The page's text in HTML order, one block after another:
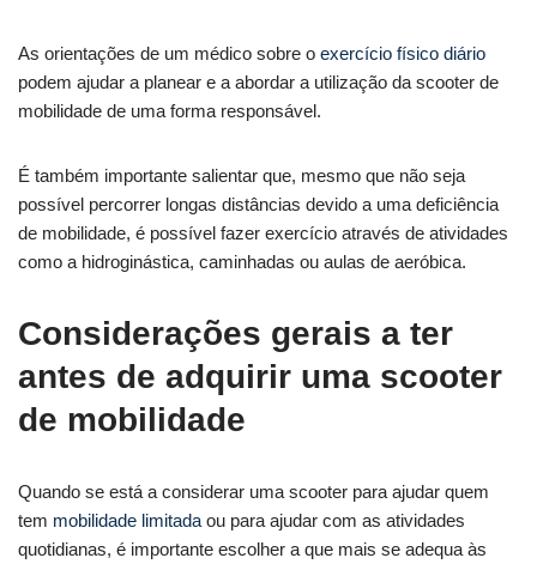
As orientações de um médico sobre o exercício físico diário
podem ajudar a planear e a abordar a utilização da scooter de
mobilidade de uma forma responsável.
É também importante salientar que, mesmo que não seja
possível percorrer longas distâncias devido a uma deficiência
de mobilidade, é possível fazer exercício através de atividades
como a hidroginástica, caminhadas ou aulas de aeróbica.
Considerações gerais a ter
antes de adquirir uma scooter
de mobilidade
Quando se está a considerar uma scooter para ajudar quem
tem mobilidade limitada ou para ajudar com as atividades
quotidianas, é importante escolher a que mais se adequa às